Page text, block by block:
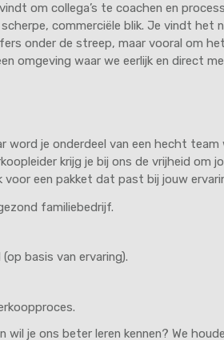
om collega’s te coachen en
commerciële blik. Je vindt het
onder de streep, maar vooral om
omgeving waar we eerlijk en direct
je onderdeel van een hecht team
krijg je bij ons de vrijheid om
een pakket dat past bij jouw
familiebedrijf.
basis van ervaring).
je ons beter leren kennen? We